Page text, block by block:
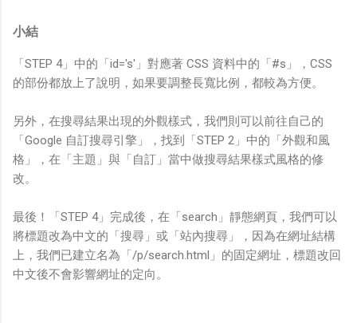
小結
「STEP 4」中的「id='s'」對應著 CSS 資料中的「#s」，CSS
的部份都放上了說明，如果要調整長寬比例，都較為方便。
另外，在搜尋結果出現的外觀樣式，我們則可以前往自己的
「Google 自訂搜尋引擎」，找到「STEP 2」中的「外觀和風
格」，在「主題」與「自訂」當中做搜尋結果樣式風格的修
改。
最後！「STEP 4」完成後，在「search」靜態網頁，我們可以
將標題改為中文的「搜尋」或「站內搜尋」，因為在網址結構
上，我們已建立名為「/p/search.html」的固定網址，標題改回
中文後不會影響網址的定向。